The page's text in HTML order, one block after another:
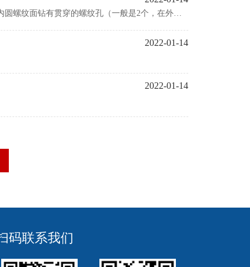
螺纹面钻有贯穿的螺纹孔（一般是2个，在外圆
2022-01-14
2022-01-14
码联系我们